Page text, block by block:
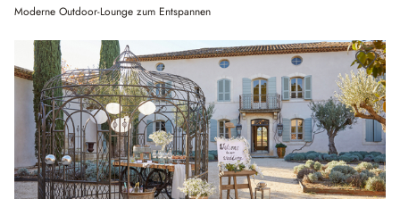
Moderne Outdoor-Lounge zum Entspannen